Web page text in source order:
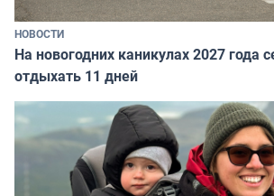
НОВОСТИ
На новогодних каникулах 2027 года
отдыхать 11 дней